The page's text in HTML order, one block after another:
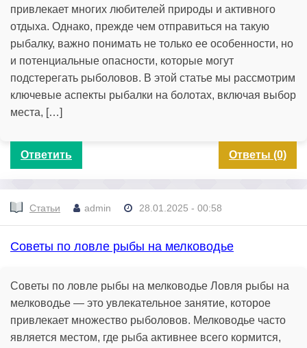
привлекает многих любителей природы и активного
отдыха. Однако, прежде чем отправиться на такую
рыбалку, важно понимать не только ее особенности, но
и потенциальные опасности, которые могут
подстерегать рыболовов. В этой статье мы рассмотрим
ключевые аспекты рыбалки на болотах, включая выбор
места, […]
Ответить Ответы (0)
Статьи admin 28.01.2025 - 00:58
Советы по ловле рыбы на мелководье
Советы по ловле рыбы на мелководье Ловля рыбы на
мелководье — это увлекательное занятие, которое
привлекает множество рыболовов. Мелководье часто
является местом, где рыба активнее всего кормится,